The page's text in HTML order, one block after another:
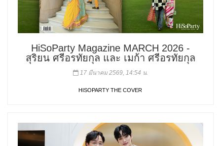
HiSoParty Magazine MARCH 2026 -
สุริยน ศรีอรทัยกุล และ เมก้า ศรีอรทัยกุล
17 มีนาคม 2569, 14:54 น.
HISOPARTY THE COVER